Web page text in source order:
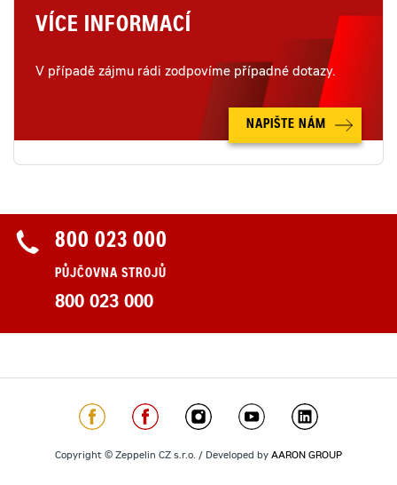
VÍCE INFORMACÍ
V případě zájmu rádi zodpovíme případné dotazy.
NAPIŠTE NÁM
800 023 000
PŮJČOVNA STROJŮ
800 023 000
Copyright © Zeppelin CZ s.r.o. / Developed by AARON GROUP